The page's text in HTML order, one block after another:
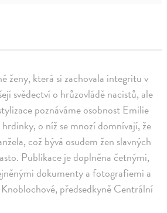
ženy, která si zachovala integritu v
svědectví o hrůzovládě nacistů, ale
poznáváme osobnost Emilie
o níž se mnozí domnívají, že
což bývá osudem žen slavných
Publikace je doplněna četnými,
dokumenty a fotografiemi a
předsedkyně Centrální